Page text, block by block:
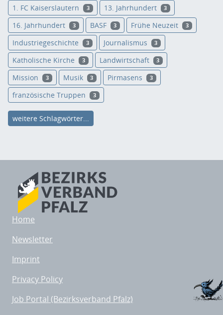
1. FC Kaiserslautern 3 13. Jahrhundert 3
16. Jahrhundert 3 BASF 3 Frühe Neuzeit 3
Industriegeschichte 3 Journalismus 3
Katholische Kirche 3 Landwirtschaft 3
Mission 3 Musik 3 Pirmasens 3
französische Truppen 3
weitere Schlagwörter...
Home
Newsletter
Imprint
Privacy Policy
Job Portal (Bezirksverband Pfalz)